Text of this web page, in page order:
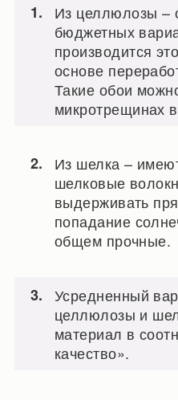
Из целлюлозы –
бюджетных
производится
основе
Такие обои
микротрещинах
Из шелка –
шелковые
выдерживать
попадание
общем прочные.
Усредненный
целлюлозы и
материал в
качество».